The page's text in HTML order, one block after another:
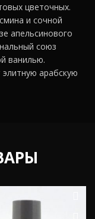
цветочных.
и сочной
апельсинового
союз
ванилью.
арабскую